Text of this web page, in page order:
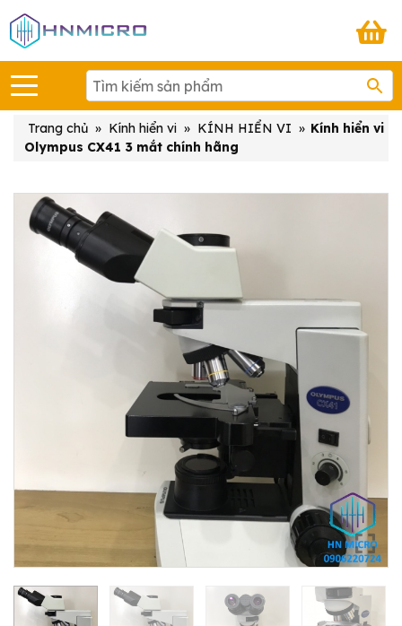
Trang chủ » Kính hiển vi » KÍNH HIỂN VI » Kính hiển vi
Olympus CX41 3 mắt chính hãng